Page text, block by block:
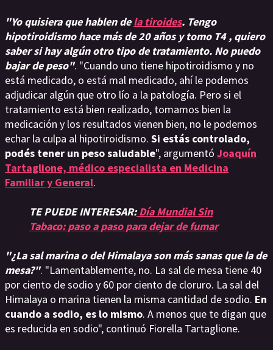
"Yo quisiera que hablen dela tiroides. Tengo
hipotiroidismo hace más de 20 años y tomo T4 , quiero
saber si hay algún otro tipo de tratamiento. No puedo
bajar de peso". "Cuando uno tiene hipotiroidismo y no
está medicado, o está mal medicado, ahí le podemos
adjudicar algún que otro lío a la patología. Pero si el
tratamiento está bien realizado, tomamos bien la
medicación y los resultados vienen bien, no le podemos
echar la culpa al hipotiroidismo. Si estás controlado,
podés tener un peso saludable", argumentó Joaquín
Tartaglione, médico especialista en Medicina
Familiar y General.
TE PUEDE INTERESAR:Día Mundial Sin
Tabaco: paso a paso para dejar de fumar
"¿La sal marina o del Himalaya son más sanas que la de
mesa?". "Lamentablemente, no. La sal de mesa tiene 40
por ciento de sodio y 60 por ciento de cloruro. La sal del
Himalaya o marina tienen la misma cantidad de sodio. En
cuando a sodio, es lo mismo. A menos que te digan que
es reducida en sodio", continuó Fiorella Tartaglione.